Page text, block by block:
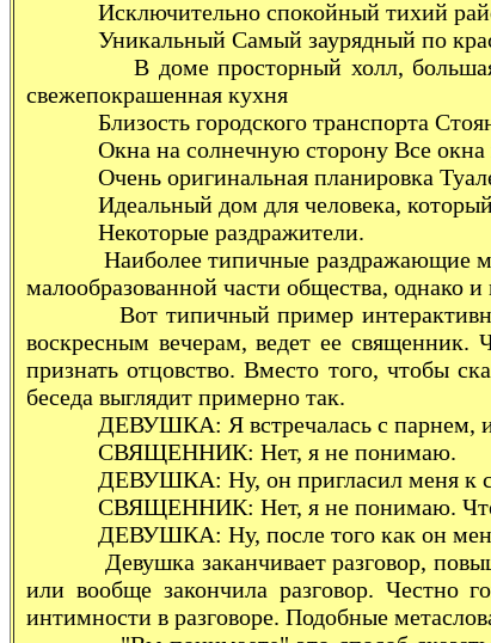
Исключительно спокойный тихий
Уникальный Самый заурядный по
В доме просторный холл, большая
свежепокрашенная кухня
Близость городского транспорта
Окна на солнечную сторону Все окна
Очень оригинальная планировка
Идеальный дом для человека, который
Некоторые раздражители.
Наиболее типичные раздражающие
малообразованной части общества,
Вот типичный пример интерактивной
воскресным вечерам, ведет ее священник.
признать отцовство. Вместо того, чтобы
беседа выглядит примерно так.
ДЕВУШКА: Я встречалась с парнем, и
СВЯЩЕННИК: Нет, я не понимаю.
ДЕВУШКА: Ну, он пригласил меня к
СВЯЩЕННИК: Нет, я не понимаю. Что
ДЕВУШКА: Ну, после того как он меня
Девушка заканчивает разговор, повышая
или вообще закончила разговор. Честно
интимности в разговоре. Подобные